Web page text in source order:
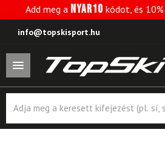
Add meg a NYAR10 kódot, és
info@topskisport.hu
search